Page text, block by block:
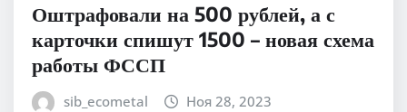
Оштрафовали на 500 рублей, а с
карточки спишут 1500 – новая схема
работы ФССП
sib_ecometal Ноя 28, 2023